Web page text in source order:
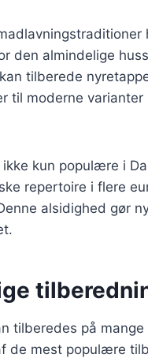
den almindelige
tilberede
til moderne
kun populære i
repertoire i flere
alsidighed gør
tilberedes på
de mest populære